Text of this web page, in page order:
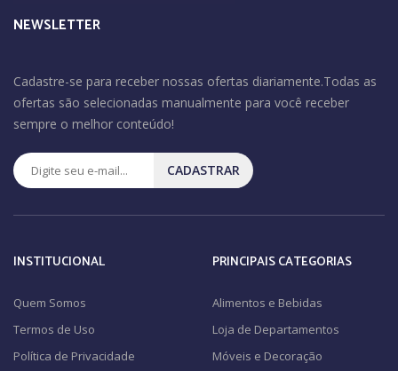
NEWSLETTER
Cadastre-se para receber nossas ofertas diariamente.Todas as
ofertas são selecionadas manualmente para você receber
sempre o melhor conteúdo!
CADASTRAR
INSTITUCIONAL
Quem Somos
Termos de Uso
Política de Privacidade
PRINCIPAIS CATEGORIAS
Alimentos e Bebidas
Loja de Departamentos
Móveis e Decoração